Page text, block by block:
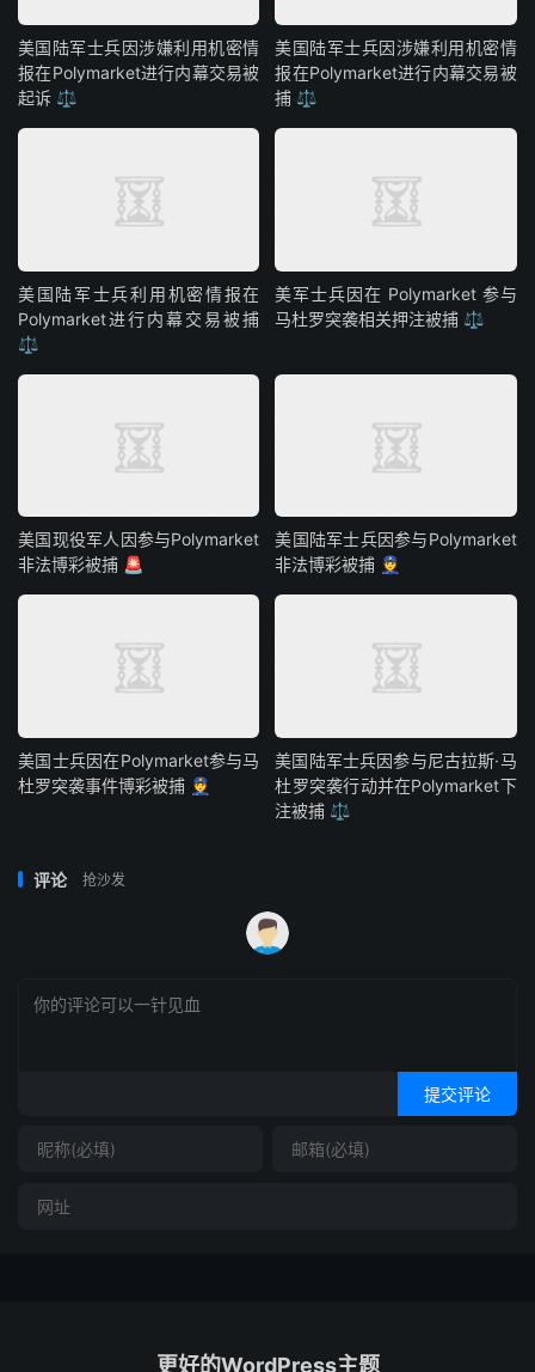
美国陆军士兵因涉嫌利用机密情
报在Polymarket进行内幕交易被
起诉 ⚖️
美国陆军士兵因涉嫌利用机密情
报在Polymarket进行内幕交易被
捕 ⚖️
美国陆军士兵利用机密情报在
Polymarket进行内幕交易被捕
⚖️
美军士兵因在 Polymarket 参与
马杜罗突袭相关押注被捕 ⚖️
美国现役军人因参与Polymarket
非法博彩被捕 🚨
美国陆军士兵因参与Polymarket
非法博彩被捕 👮
美国士兵因在Polymarket参与马
杜罗突袭事件博彩被捕 👮
美国陆军士兵因参与尼古拉斯·马
杜罗突袭行动并在Polymarket下
注被捕 ⚖️
评论 抢沙发
提交评论
更好的WordPress主题